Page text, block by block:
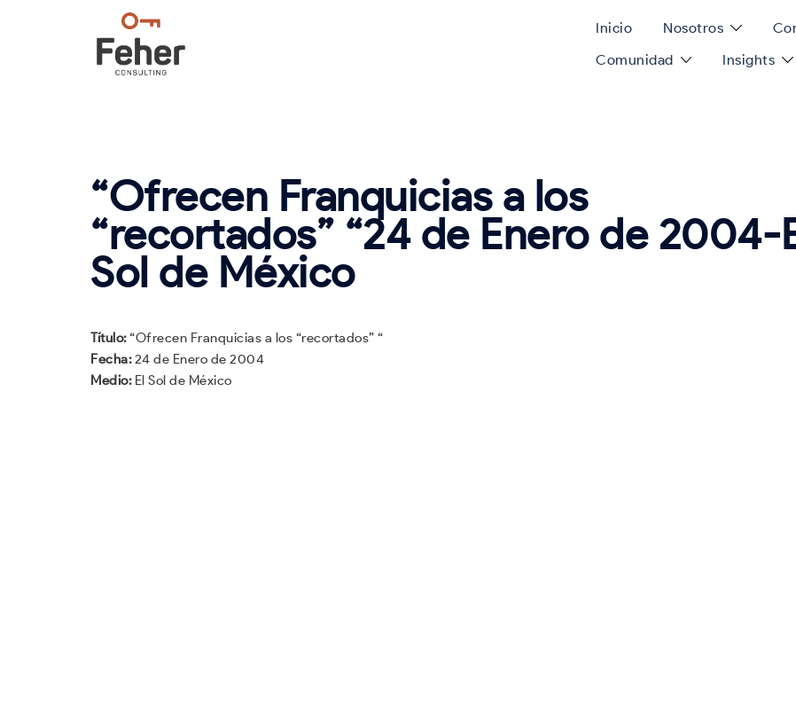
Inicio Nosotros
Comunidad
Insights
“Ofrecen Franquicias a los
“recortados” “24 de Enero de 2004-
Sol de México
Título:“Ofrecen Franquicias a los “recortados” “
Fecha:24 de Enero de 2004
Medio:El Sol de México